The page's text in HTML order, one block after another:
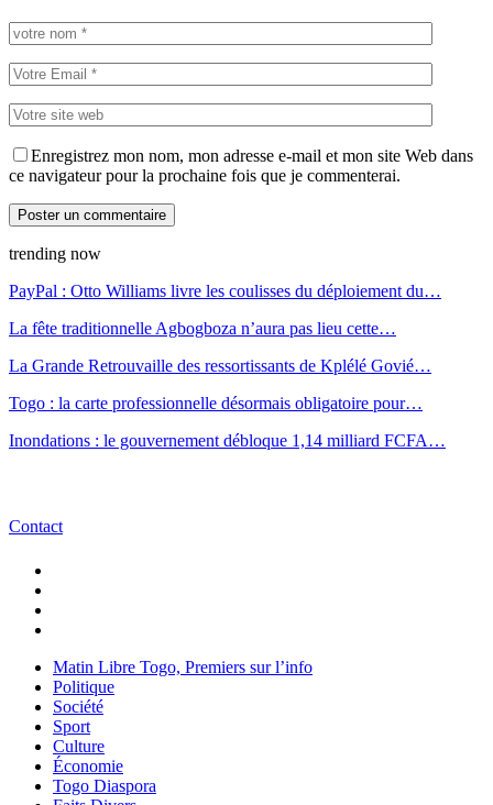
Enregistrez mon nom, mon adresse e-mail et mon site Web dans
ce navigateur pour la prochaine fois que je commenterai.
trending now
PayPal : Otto Williams livre les coulisses du déploiement du…
La fête traditionnelle Agbogboza n’aura pas lieu cette…
La Grande Retrouvaille des ressortissants de Kplélé Govié…
Togo : la carte professionnelle désormais obligatoire pour…
Inondations : le gouvernement débloque 1,14 milliard FCFA…
Contact
Matin Libre Togo, Premiers sur l’info
Politique
Société
Sport
Culture
Économie
Togo Diaspora